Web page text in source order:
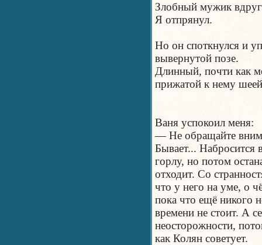
Злобный мужик
Я отпрянул.
Но он споткнулся и
вывернутой позе.
Длинный, почти как
прижатой к нему
Ваня успокоил меня:
— Не обращайте
Бывает... Набросится
горлу, но потом
отходит. Со
что у него на уме, о
пока что ещё никого
времени не стоит. А
неосторожности,
как Колян советует.